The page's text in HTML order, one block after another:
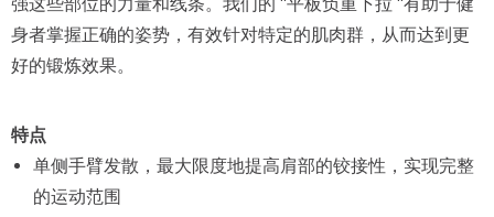
强这些部位的力量和线条。我们的 "平板负重下拉 "有助于健
身者掌握正确的姿势，有效针对特定的肌肉群，从而达到更
好的锻炼效果。
特点
单侧手臂发散，最大限度地提高肩部的铰接性，实现完整
的运动范围